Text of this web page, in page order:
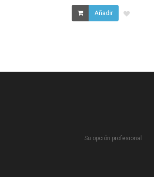
Añadir
Su opción profesional